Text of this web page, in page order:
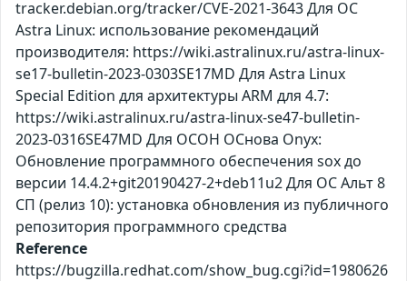
tracker.debian.org/tracker/CVE-2021-3643 Для ОС
Astra Linux: использование рекомендаций
производителя: https://wiki.astralinux.ru/astra-linux-
se17-bulletin-2023-0303SE17MD Для Astra Linux
Special Edition для архитектуры ARM для 4.7:
https://wiki.astralinux.ru/astra-linux-se47-bulletin-
2023-0316SE47MD Для ОСОН ОСнова Оnyx:
Обновление программного обеспечения sox до
версии 14.4.2+git20190427-2+deb11u2 Для ОС Альт 8
СП (релиз 10): установка обновления из публичного
репозитория программного средства
Reference
https://bugzilla.redhat.com/show_bug.cgi?id=1980626